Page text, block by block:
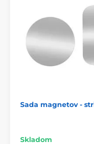
Sada magnetov -
Skladom